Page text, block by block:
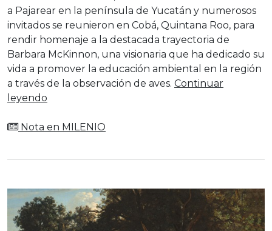
a Pajarear en la península de Yucatán y numerosos
invitados se reunieron en Cobá, Quintana Roo, para
rendir homenaje a la destacada trayectoria de
Barbara McKinnon, una visionaria que ha dedicado su
vida a promover la educación ambiental en la región
a través de la observación de aves. Continuar
leyendo
Nota en MILENIO